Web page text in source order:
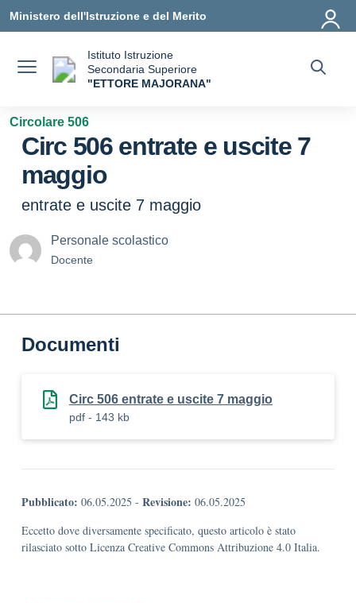
Ministero dell'Istruzione e del Merito
Istituto Istruzione
Secondaria Superiore
"ETTORE MAJORANA"
Circolare 506
Circ 506 entrate e uscite 7
maggio
entrate e uscite 7 maggio
Personale scolastico
Docente
Documenti
Circ 506 entrate e uscite 7 maggio
pdf - 143 kb
Pubblicato: 06.05.2025 - Revisione: 06.05.2025
Eccetto dove diversamente specificato, questo articolo è stato
rilasciato sotto Licenza Creative Commons Attribuzione 4.0 Italia.